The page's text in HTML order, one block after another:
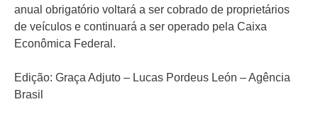
anual obrigatório voltará a ser cobrado de proprietários
de veículos e continuará a ser operado pela Caixa
Econômica Federal.
Edição: Graça Adjuto – Lucas Pordeus León – Agência
Brasil